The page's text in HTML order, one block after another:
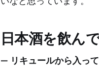
日本酒を飲ん
— リキュールから入っ